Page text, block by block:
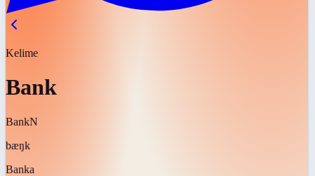
Kelime
Bank
BankN
bæŋk
Banka